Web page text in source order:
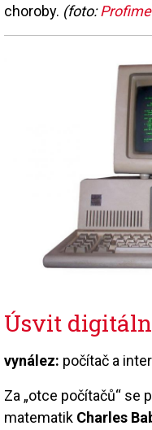
choroby. (foto:
Úsvit
vynález: počítač a
Za „otce počítačů“ se
matematik Charles